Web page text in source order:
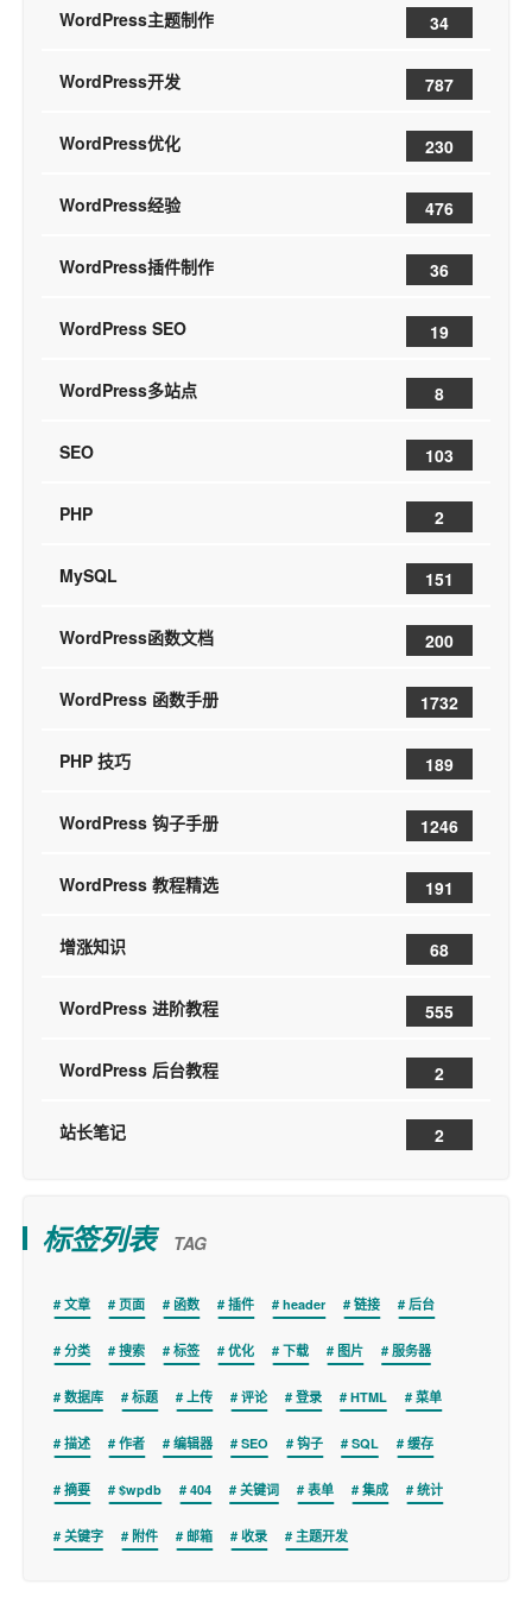
WordPress主题制作 34
WordPress开发 787
WordPress优化 230
WordPress经验 476
WordPress插件制作 36
WordPress SEO 19
WordPress多站点 8
SEO 103
PHP 2
MySQL 151
WordPress函数文档 200
WordPress 函数手册 1732
PHP 技巧 189
WordPress 钩子手册 1246
WordPress 教程精选 191
增涨知识 68
WordPress 进阶教程 555
WordPress 后台教程 2
站长笔记 2
标签列表 TAG
文章 页面 函数 插件 header 链接 后台
分类 搜索 标签 优化 下载 图片 服务器
数据库 标题 上传 评论 登录 HTML 菜单
描述 作者 编辑器 SEO 钩子 SQL 缓存
摘要 $wpdb 404 关键词 表单 集成 统计
关键字 附件 邮箱 收录 主题开发